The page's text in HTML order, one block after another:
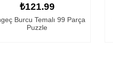
₺121.99
Burcu Temalı 99 Parça
Puzzle